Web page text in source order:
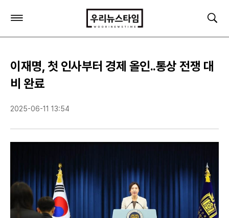
검
주
스
메
뉴
펼
기
이재명, 첫 인사부터 경제 올인..통상 전쟁 대
비 완료
2025-06-11 13:54